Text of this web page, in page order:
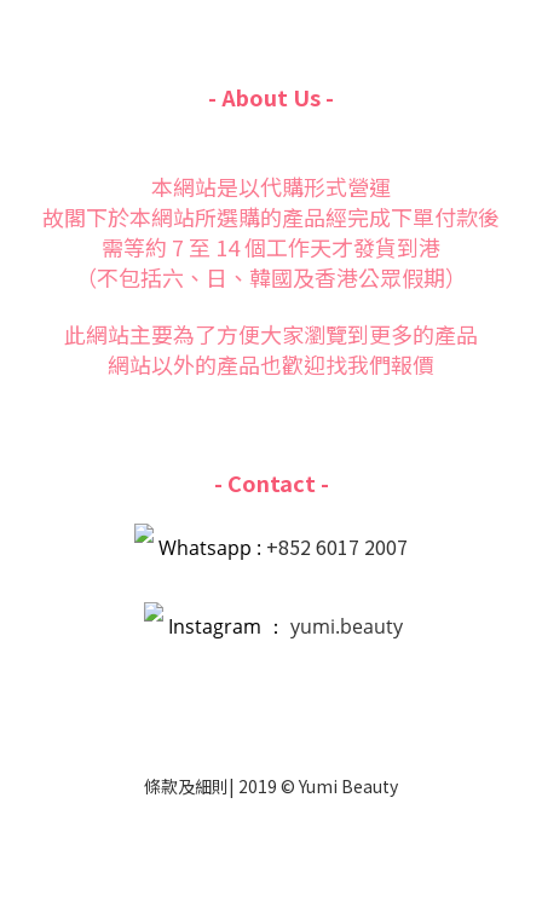
- About Us -
本網站是以代購形式營運
故閣下於本網站所選購的產品經完成下單付款後
需等約 7 至 14 個工作天才發貨到港
（不包括六、日、韓國及香港公眾假期）
此網站主要為了方便大家瀏覽到更多的產品
網站以外的產品也歡迎找我們報價
- Contact -
Whatsapp : +852 6017 2007
Instagram ： yumi.beauty
條款及細則| 2019 © Yumi Beauty